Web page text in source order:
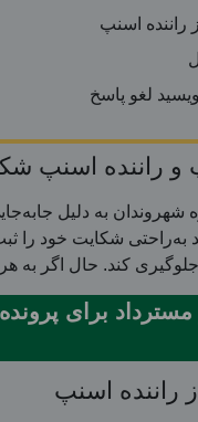
راننده اسنپ
لغو پاسخ
و راننده اسنپ
شهروندان به دلیل
به‌راحتی شکایت خود را
جلوگیری کند. حال اگر به
راننده اسنپ